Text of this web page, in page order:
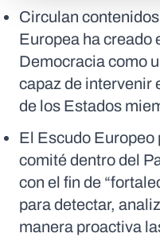
Circulan
Europea ha creado
Democracia como
capaz de intervenir
de los Estados
El Escudo Europeo
comité dentro del
con el fin de
para detectar,
manera proactiva